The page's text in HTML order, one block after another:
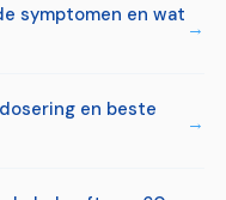
symptomen en wat
en beste